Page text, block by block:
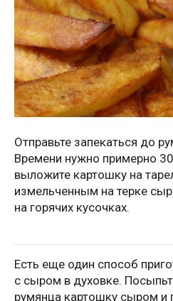
Отправьте запекаться до
Времени нужно примерно
выложите картошку на
измельченным на терке
на горячих кусочках.
Есть еще один способ
с сыром в духовке.
румянца картошку сыром и